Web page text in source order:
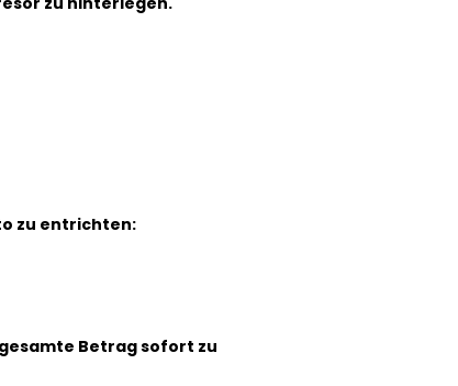
zu entrichten:
Betrag sofort zu